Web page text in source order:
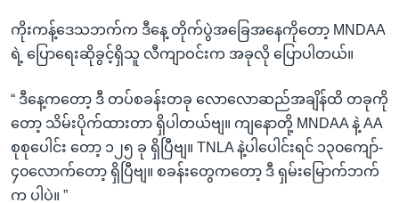
ကိုးကန့်ဒေသဘက်က ဒီနေ့ တိုက်ပွဲအခြေအနေကိုတော့ MNDAA
ရဲ့ ပြောရေးဆိုခွင့်ရှိသူ လီကျာဝင်းက အခုလို ပြောပါတယ်။
“ ဒီနေ့ကတော့ ဒီ တပ်စခန်းတခု လောလောဆည်အချိန်ထိ တခုကို
တော့ သိမ်းပိုက်ထားတာ ရှိပါတယ်ဗျ။ ကျနောတို့ MNDAA နဲ့ AA
စုစုပေါင်း တော့ ၁၂၅ ခု ရှိပြီဗျ။ TNLA နဲ့ပါပေါင်းရင် ၁၃၀ကျော်-
၄၀လောက်တော့ ရှိပြီဗျ။ စခန်းတွေကတော့ ဒီ ရှမ်းမြောက်ဘက်
က ပါပဲ။ ”